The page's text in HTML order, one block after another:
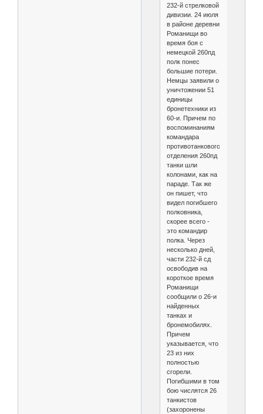
232-й стрелковой
дивизии. 24 июля
в районе деревни
Романищи во
время боя с
немецкой 260пд
полк понес
большие потери.
Немцы заявили о
уничтожении 51
единицы
бронетехники из
60-и. Причем по
воспоминаниям
командара
противотанкового
отделения 260пд
танки шли
колонами, как на
параде. Так же
он пишет, что
видел погибшего
полковника,
скорее всего -
это командир
полка. Через
несколько дней,
части 232-й сд
освободив на
короткое время
Романищи
сообщили о 26-и
найденных
танках и
бронемобилях.
Причем
указывается, что
23 из них
полностью
сгорели.
Погибшими в том
бою числятся 26
танкистов
(захоронены